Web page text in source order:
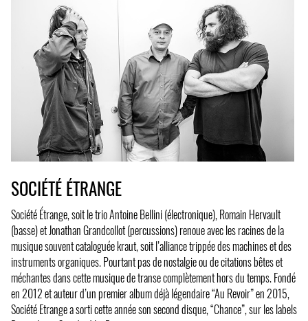
SOCIÉTÉ ÉTRANGE
Société Étrange, soit le trio Antoine Bellini (électronique), Romain Hervault
(basse) et Jonathan Grandcollot (percussions) renoue avec les racines de la
musique souvent cataloguée kraut, soit l’alliance trippée des machines et des
instruments organiques. Pourtant pas de nostalgie ou de citations bêtes et
méchantes dans cette musique de transe complètement hors du temps. Fondé
en 2012 et auteur d’un premier album déjà légendaire “Au Revoir” en 2015,
Société Etrange a sorti cette année son second disque, “Chance”, sur les labels